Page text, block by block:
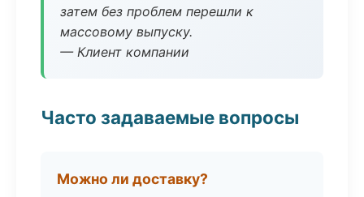
затем без проблем перешли к
массовому выпуску.
— Клиент компании
Часто задаваемые вопросы
Можно ли доставку?